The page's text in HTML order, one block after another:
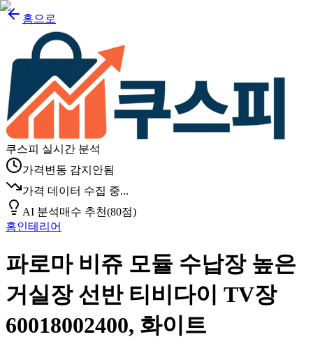
홈으로
쿠스피 실시간 분석
가격변동 감지안됨
가격 데이터 수집 중...
AI 분석매수 추천(80점)
홈인테리어
파로마 비쥬 모듈 수납장 높은
거실장 선반 티비다이 TV장
60018002400, 화이트